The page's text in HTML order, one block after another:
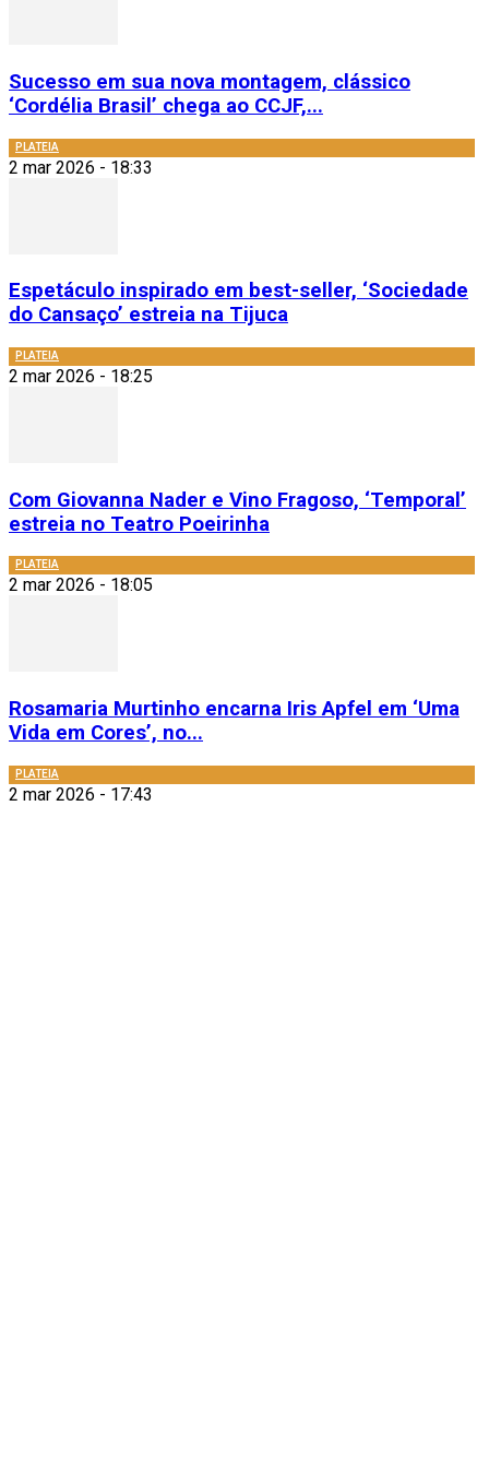
Sucesso em sua nova montagem, clássico
‘Cordélia Brasil’ chega ao CCJF,...
PLATEIA
2 mar 2026 - 18:33
Espetáculo inspirado em best-seller, ‘Sociedade
do Cansaço’ estreia na Tijuca
PLATEIA
2 mar 2026 - 18:25
Com Giovanna Nader e Vino Fragoso, ‘Temporal’
estreia no Teatro Poeirinha
PLATEIA
2 mar 2026 - 18:05
Rosamaria Murtinho encarna Iris Apfel em ‘Uma
Vida em Cores’, no...
PLATEIA
2 mar 2026 - 17:43